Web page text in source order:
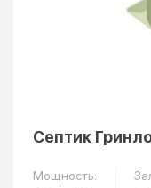
Септик
Мощность: